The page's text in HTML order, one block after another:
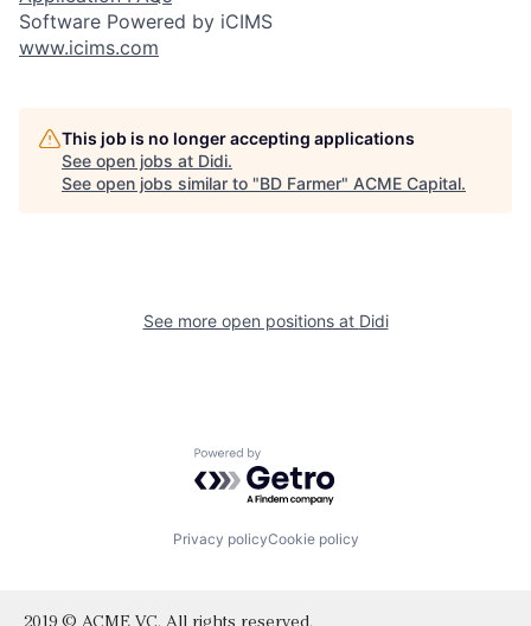
Software Powered by iCIMS
www.icims.com
This job is no longer accepting applications
See open jobs at Didi.
See open jobs similar to "BD Farmer" ACME Capital.
See more open positions at Didi
Powered by Getro.com
Privacy policyCookie policy